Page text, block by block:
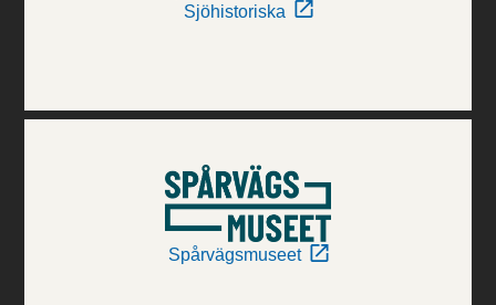
Sjöhistoriska
Spårvägsmuseet